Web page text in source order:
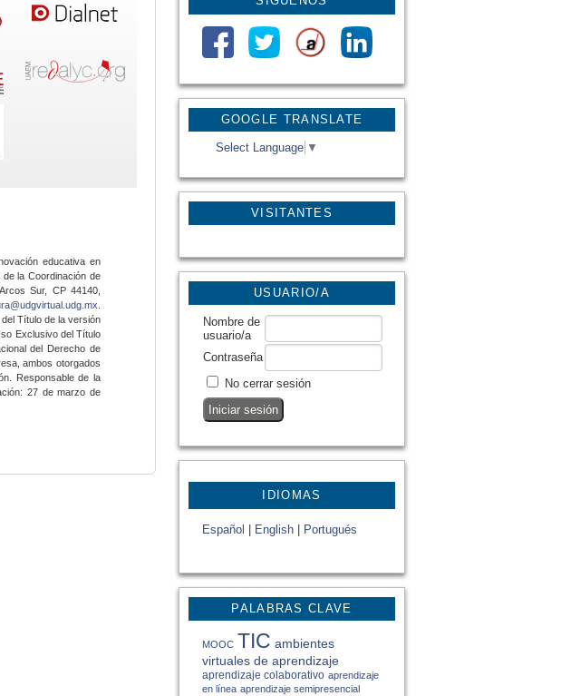
GOOGLE TRANSLATE
Select Language ▼
VISITANTES
USUARIO/A
Nombre de
usuario/a
Contraseña
No cerrar sesión
IDIOMAS
Español English Portugués
PALABRAS CLAVE
MOOC TIC ambientes
virtuales de aprendizaje
aprendizaje colaborativo aprendizaje
en línea aprendizaje semipresencial
educativa en
la Coordinación de
Sur, CP 44140,
Título de la versión
Exclusivo del Título
del Derecho de
ambos otorgados
Responsable de la
27 de marzo de